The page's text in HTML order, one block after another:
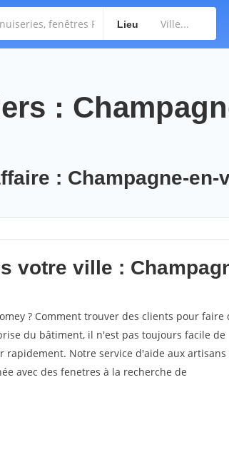
Lieu
:
: Champagne-en-
votre ville :
? Comment trouver des clients pour faire
du bâtiment, il n'est pas toujours facile de
Notre service d'aide aux artisans
avec des fenetres à la recherche de